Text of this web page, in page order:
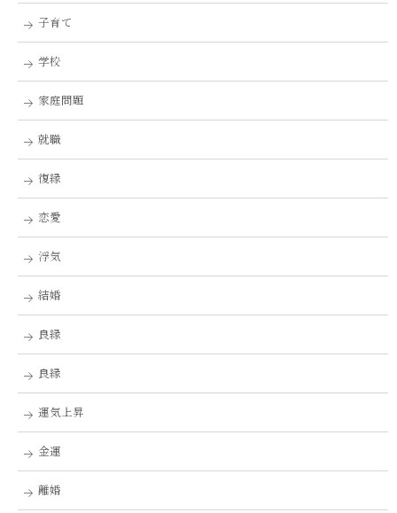
子育て
学校
家庭問題
就職
復縁
恋愛
浮気
結婚
良縁
良縁
運気上昇
金運
離婚